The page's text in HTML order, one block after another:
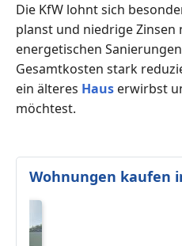
Die KfW lohnt sich
planst und niedrige Zinsen
energetischen
Gesamtkosten stark
ein älteres Haus erwirbst
möchtest.
Wohnungen kaufen